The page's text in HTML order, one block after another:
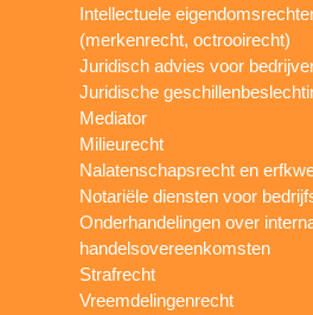
Intellectuele
(merkenrecht, octrooirecht)
Juridisch advies voor
Juridische
Mediator
Milieurecht
Nalatenschapsrecht en
Notariële diensten voor
Onderhandelingen over
handelsovereenkomsten
Strafrecht
Vreemdelingenrecht